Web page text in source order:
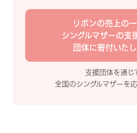
リボンの売上の
シングルマザーの支
団体に寄付いた
支援団体を通じ
全国のシングルマザーを応